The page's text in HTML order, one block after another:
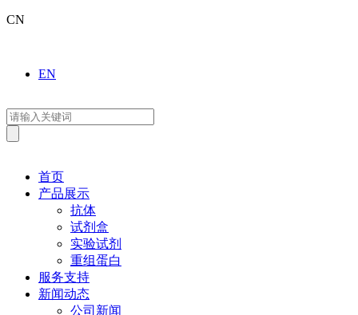
CN
EN
首页
产品展示
抗体
试剂盒
实验试剂
重组蛋白
服务支持
新闻动态
公司新闻